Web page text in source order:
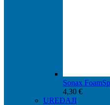
Sonax
4,30 €
UREĐAJI